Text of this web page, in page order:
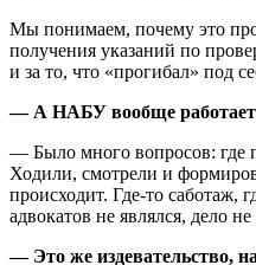
Мы понимаем, почему это
получения указаний по
и за то, что «прогибал» под
— А НАБУ вообще
— Было много вопросов: где
Ходили, смотрели и
происходит. Где-то саботаж,
адвокатов не являлся, дело
— Это же издевательство,